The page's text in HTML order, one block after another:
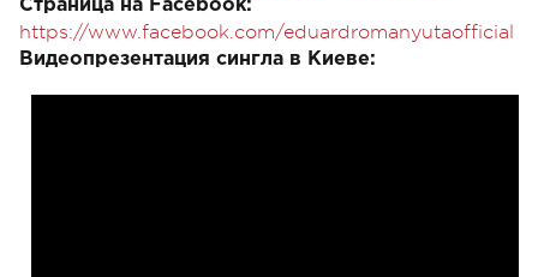
Cтраница на Facebook:
https://www.facebook.com/eduardromanyutaofficial
Видеопрезентация сингла в Киеве: